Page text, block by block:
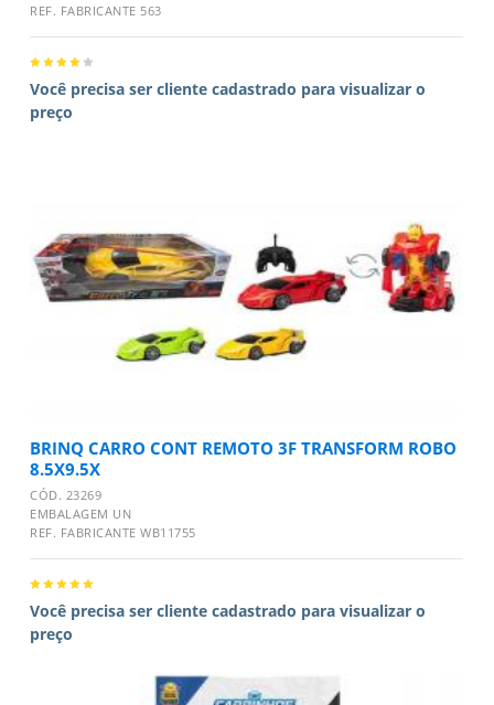
REF. FABRICANTE 563
Você precisa ser cliente cadastrado para visualizar o
preço
BRINQ CARRO CONT REMOTO 3F TRANSFORM ROBO
8.5X9.5X
CÓD. 23269
EMBALAGEM UN
REF. FABRICANTE WB11755
Você precisa ser cliente cadastrado para visualizar o
preço